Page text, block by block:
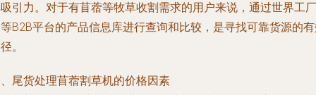
引力。对于有苜蓿等牧草收割需求的用户来说，通过世界工厂
B2B平台的产品信息库进行查询和比较，是寻找可靠货源的
。
尾货处理苜蓿割草机的价格因素